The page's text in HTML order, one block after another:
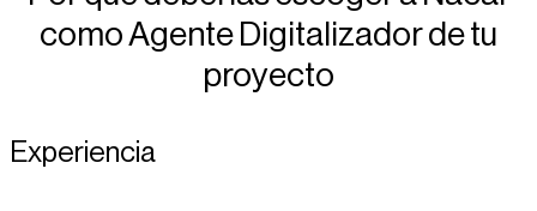
como Agente Digitalizador de tu
proyecto
Experiencia